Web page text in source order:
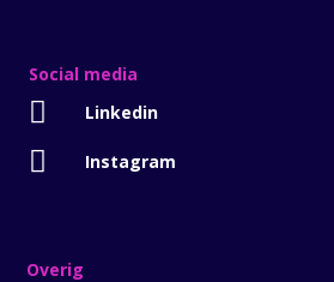
Social media
 Linkedin
 Instagram
Overig